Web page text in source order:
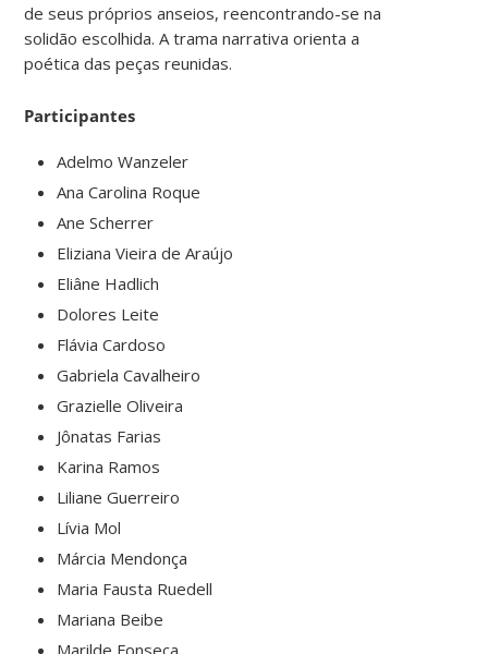
de seus próprios anseios, reencontrando-se na
solidão escolhida. A trama narrativa orienta a
poética das peças reunidas.
Participantes
Adelmo Wanzeler
Ana Carolina Roque
Ane Scherrer
Eliziana Vieira de Araújo
Eliâne Hadlich
Dolores Leite
Flávia Cardoso
Gabriela Cavalheiro
Grazielle Oliveira
Jônatas Farias
Karina Ramos
Liliane Guerreiro
Lívia Mol
Márcia Mendonça
Maria Fausta Ruedell
Mariana Beibe
Marilde Fonseca